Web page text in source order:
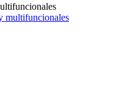
multifuncionales